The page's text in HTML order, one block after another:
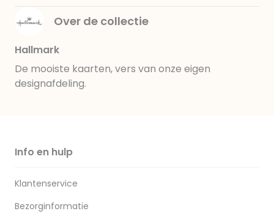
Over de collectie
Hallmark
De mooiste kaarten, vers van onze eigen
designafdeling.
Info en hulp
Klantenservice
Bezorginformatie